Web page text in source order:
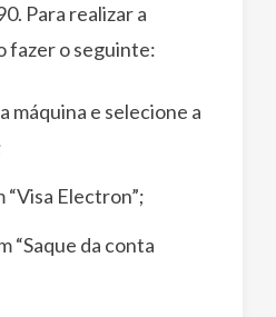
Para realizar a
fazer o seguinte:
máquina e selecione a
“Visa Electron”;
“Saque da conta